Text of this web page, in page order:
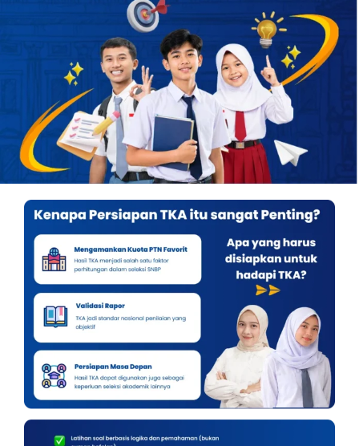
OUR PROGRAM
REGISTRATION
CONTACT US